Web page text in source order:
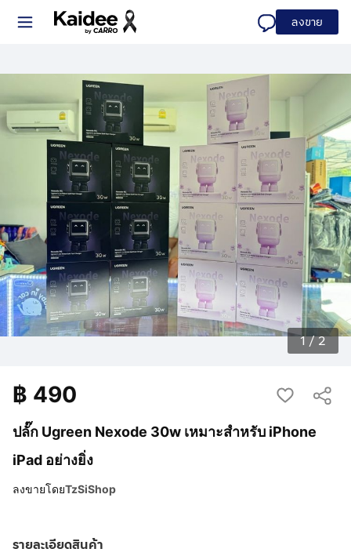
ลงขาย
1/2
ปลั๊ก Ugreen Nexode 30w เหมาะสำหรับ iPhone
iPad อย่างยิ่ง
฿ 490
ลงขายโดยTzSiShop
รายละเอียดสินค้า